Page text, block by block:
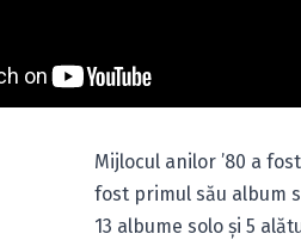
Mijlocul anilor ’80 a
fost primul său album
13 albume solo şi 5